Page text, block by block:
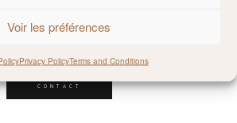
Voir les préférences
Privacy PolicyTerms and Conditions
CONTACT